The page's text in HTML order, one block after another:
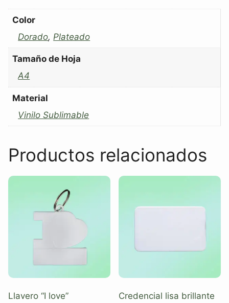
Color
Dorado, Plateado
Tamaño de Hoja
A4
Material
Vinilo Sublimable
Productos relacionados
Llavero “I love” Credencial lisa brillante